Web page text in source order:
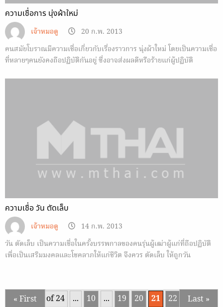
ความเชื่อการ นุ่งผ้าใหม่
เจ้าหมอดู
20 ก.พ. 2013
คนสมัยโบราณมีความเชื่อเกี่ยวกับเรื่องราวการ นุ่งผ้าใหม่ โดยเป็นความเชื่อ
ที่หลายๆคนยังคงถือปฏิบัติกันอยู่ ซึ่งอาจส่งผลดีหรือร้ายแก่ผู้ปฏิบัติ
ความเชื่อ วัน ตัดเล็บ
เจ้าหมอดู
14 ก.พ. 2013
วัน ตัดเล็บ เป็นความเชื่อในครั้งบรรพกาลของคนรุ่นผู้เฒ่าผู้แก่ที่ถือปฏิบัติ
เพื่อเป็นเสริมมงคลและโชคลาภให้แก่ชีวิต จึงควร ตัดเล็บ ให้ถูกวัน
Page 21 of 24
« First ... 10 ... 19 20 21 22 23 ...
Last »